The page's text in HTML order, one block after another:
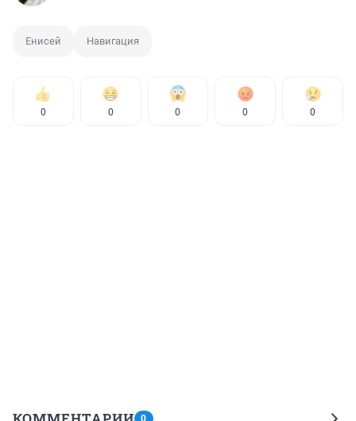
Енисей Навигация
0 0 0 0 0
0